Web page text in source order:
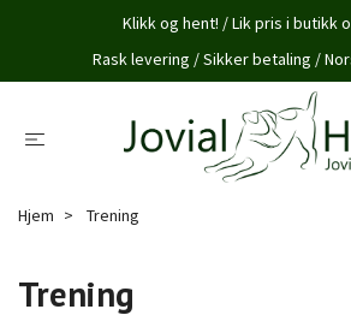
Klikk og hent! / Lik pris i butikk
Rask levering / Sikker betaling /
Hjem Trening
Trening